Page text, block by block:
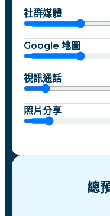
社群媒體
Google 地圖
視訊通話
照片分享
總